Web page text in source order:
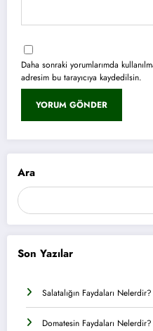
Daha sonraki yorumlarımda
adresim bu tarayıcıya kaydedilsin.
Ara
Son Yazılar
Salatalığın Faydaları
Domatesin Faydaları